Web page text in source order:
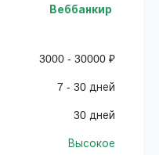
Веббанкир
3000 - 30000 ₽
7 - 30 дней
30 дней
Высокое